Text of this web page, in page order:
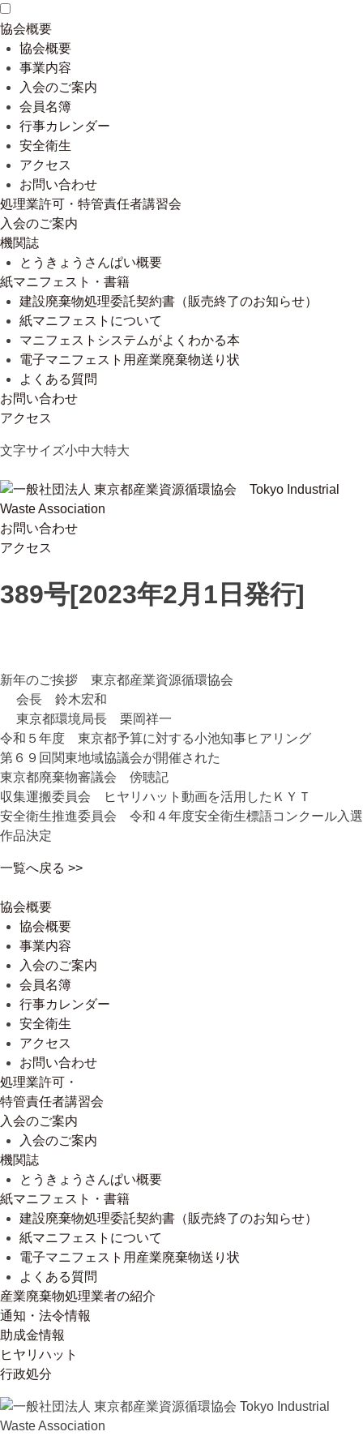
協会概要
協会概要
事業内容
入会のご案内
会員名簿
行事カレンダー
安全衛生
アクセス
お問い合わせ
処理業許可・特管責任者講習会
入会のご案内
機関誌
とうきょうさんぱい概要
紙マニフェスト・書籍
建設廃棄物処理委託契約書（販売終了のお知らせ）
紙マニフェストについて
マニフェストシステムがよくわかる本
電子マニフェスト用産業廃棄物送り状
よくある質問
お問い合わせ
アクセス
to
文字サイズ小中大特大
一般社団法人 東京都産業資源循環協会
Tokyo Industrial Waste Association
お問い合わせ
アクセス
389号[2023年2月1日発行]
新年のご挨拶 東京都産業資源循環協会
会長 鈴木宏和
東京都環境局長 栗岡祥一
令和５年度 東京都予算に対する小池知事ヒアリング
第６９回関東地域協議会が開催された
東京都廃棄物審議会 傍聴記
収集運搬委員会 ヒヤリハット動画を活用したＫＹＴ
安全衛生推進委員会 令和４年度安全衛生標語コンクール入選
作品決定
一覧へ戻る >>
協会概要
協会概要
事業内容
入会のご案内
会員名簿
行事カレンダー
安全衛生
アクセス
お問い合わせ
処理業許可・
特管責任者講習会
入会のご案内
入会のご案内
機関誌
とうきょうさんぱい概要
紙マニフェスト・書籍
建設廃棄物処理委託契約書（販売終了のお知らせ）
紙マニフェストについて
電子マニフェスト用産業廃棄物送り状
よくある質問
産業廃棄物処理業者の紹介
通知・法令情報
助成金情報
ヒヤリハット
行政処分